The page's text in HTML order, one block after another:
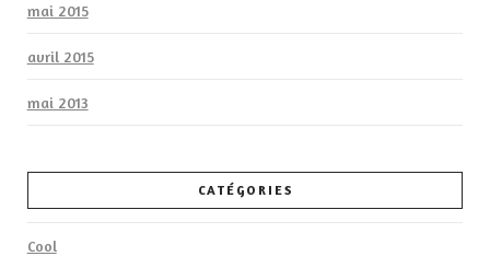
mai 2015
avril 2015
mai 2013
CATÉGORIES
Cool